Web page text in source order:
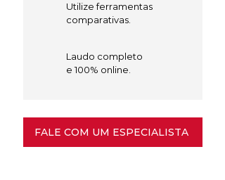
Utilize ferramentas
comparativas.
Laudo completo
e 100% online.
FALE COM UM ESPECIALISTA